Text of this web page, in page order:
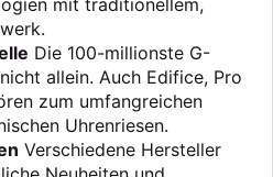
mit traditionellem,
Die 100-millionste G-
allein. Auch Edifice, Pro
zum umfangreichen
Uhrenriesen.
Verschiedene Hersteller